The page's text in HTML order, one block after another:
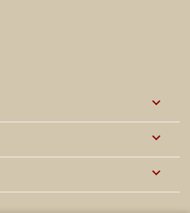


